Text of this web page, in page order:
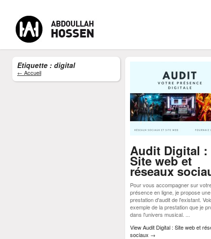
Etiquette : digital
← Accueil
Audit Digital :
Site web et
réseaux
Pour vous accompagner sur
présence en ligne, je propose une
prestation d'audit de l'existant.
exemple de la prestation que je
dans l'univers musical. ...
View Audit Digital : Site web et
sociaux →